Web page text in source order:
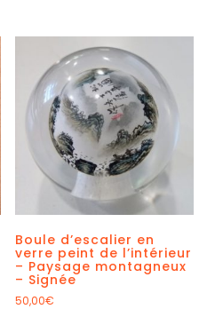
Boule d’escalier en
verre peint de l’intérieur
– Paysage montagneux
– Signée
50,00€